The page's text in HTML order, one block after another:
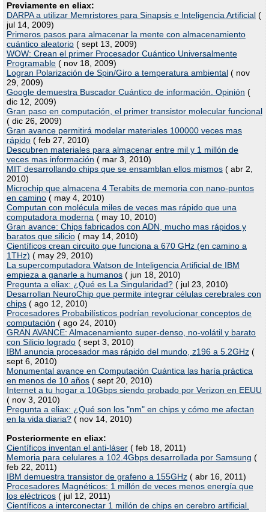
Previamente en eliax:
DARPA a utilizar Memristores para Sinapsis e Inteligencia Artificial (
jul 14, 2009)
Primeros pasos para almacenar la mente con almacenamiento
cuántico aleatorio ( sept 13, 2009)
WOW: Crean el primer Procesador Cuántico Universalmente
Programable ( nov 18, 2009)
Logran Polarización de Spin/Giro a temperatura ambiental ( nov
29, 2009)
Google demuestra Buscador Cuántico de información. Opinión (
dic 12, 2009)
Gran paso en computación, el primer transistor molecular funcional
( dic 26, 2009)
Gran avance permitirá modelar materiales 100000 veces mas
rápido ( feb 27, 2010)
Descubren materiales para almacenar entre mil y 1 millón de
veces mas información ( mar 3, 2010)
MIT desarrollando chips que se ensamblan ellos mismos ( abr 2,
2010)
Microchip que almacena 4 Terabits de memoria con nano-puntos
en camino ( may 4, 2010)
Computan con molécula miles de veces mas rápido que una
computadora moderna ( may 10, 2010)
Gran avance: Chips fabricados con ADN, mucho mas rápidos y
baratos que silicio ( may 14, 2010)
Científicos crean circuito que funciona a 670 GHz (en camino a
1THz) ( may 29, 2010)
La supercomputadora Watson de Inteligencia Artificial de IBM
empieza a ganarle a humanos ( jun 18, 2010)
Pregunta a eliax: ¿Qué es La Singularidad? ( jul 23, 2010)
Desarrollan NeuroChip que permite integrar células cerebrales con
chips ( ago 12, 2010)
Procesadores Probabilísticos podrían revolucionar conceptos de
computación ( ago 24, 2010)
GRAN AVANCE: Almacenamiento super-denso, no-volátil y barato
con Silicio logrado ( sept 3, 2010)
IBM anuncia procesador mas rápido del mundo, z196 a 5.2GHz (
sept 6, 2010)
Monumental avance en Computación Cuántica las haría práctica
en menos de 10 años ( sept 20, 2010)
Internet a tu hogar a 10Gbps siendo probado por Verizon en EEUU
( nov 3, 2010)
Pregunta a eliax: ¿Qué son los "nm" en chips y cómo me afectan
en la vida diaria? ( nov 14, 2010)
Posteriormente en eliax:
Científicos inventan el anti-láser ( feb 18, 2011)
Memoria para celulares a 102.4Gbps desarrollada por Samsung (
feb 22, 2011)
IBM demuestra transistor de grafeno a 155GHz ( abr 16, 2011)
Procesadores Magnéticos: 1 millón de veces menos energía que
los eléctricos ( jul 12, 2011)
Científicos a interconectar 1 millón de chips en cerebro artificial.